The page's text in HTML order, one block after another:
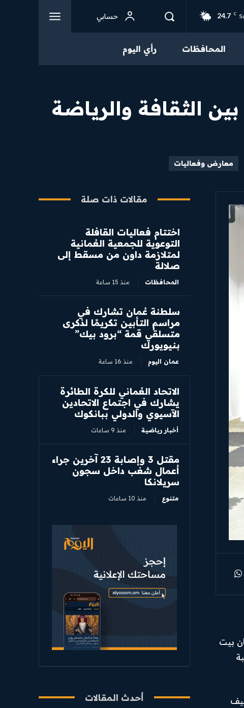
24.7 C حسابي
المحافظات رأي اليوم
الثقافة والرياضة
معارض وفعاليات
بيت
مقالات ذات صلة
اختتام فعاليات القافلة
التوعوية للجمعية العُمانية
لمتلازمة داون من مسقط إلى
صلالة
المحافظات منذ 15 ساعة
سلطنة عُمان تشارك في
مراسم التأبين تكريمًا لذكرى
متسلقي قمة “برود بيك”
بنيويورك
عمان اليوم منذ 16 ساعة
الاتحاد العُماني للكرة الطائرة
يشارك في اجتماع الاتحادين
الآسيوي والدولي ببانكوك
أخبار رياضية منذ 9 ساعات
مقتل 3 وإصابة 23 آخرين جراء
أعمال شغب داخل سجون
سريلانكا
متنوع منذ 10 ساعات
أحدث المقالات